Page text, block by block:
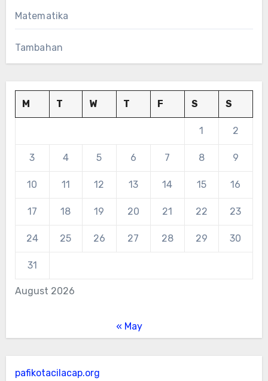
Matematika
Tambahan
August 2026
M T W T F S S
1 2
3 4 5 6 7 8 9
10 11 12 13 14 15 16
17 18 19 20 21 22 23
24 25 26 27 28 29 30
31
« May
pafikotacilacap.org